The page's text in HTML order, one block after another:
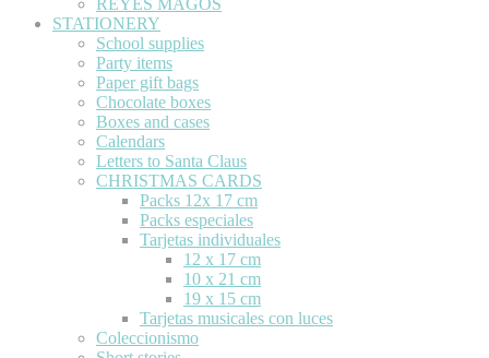
STATIONERY
School supplies
Party items
Paper gift bags
Chocolate boxes
Boxes and cases
Calendars
Letters to Santa Claus
CHRISTMAS CARDS
Packs 12x 17 cm
Packs especiales
Tarjetas individuales
12 x 17 cm
10 x 21 cm
19 x 15 cm
Tarjetas musicales con luces
Coleccionismo